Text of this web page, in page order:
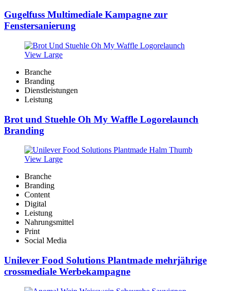
Gugelfuss Multimediale Kampagne zur
Fenstersanierung
View Large
Branche
Branding
Dienstleistungen
Leistung
Brot und Stuehle Oh My Waffle Logorelaunch
Branding
View Large
Branche
Branding
Content
Digital
Leistung
Nahrungsmittel
Print
Social Media
Unilever Food Solutions Plantmade mehrjährige
crossmediale Werbekampagne